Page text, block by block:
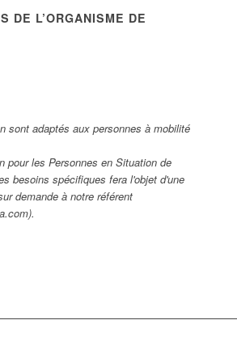
DE L’ORGANISME DE
sont adaptés aux personnes à mobilité
pour les Personnes en Situation de
besoins spécifiques fera l'objet d'une
demande à notre référent